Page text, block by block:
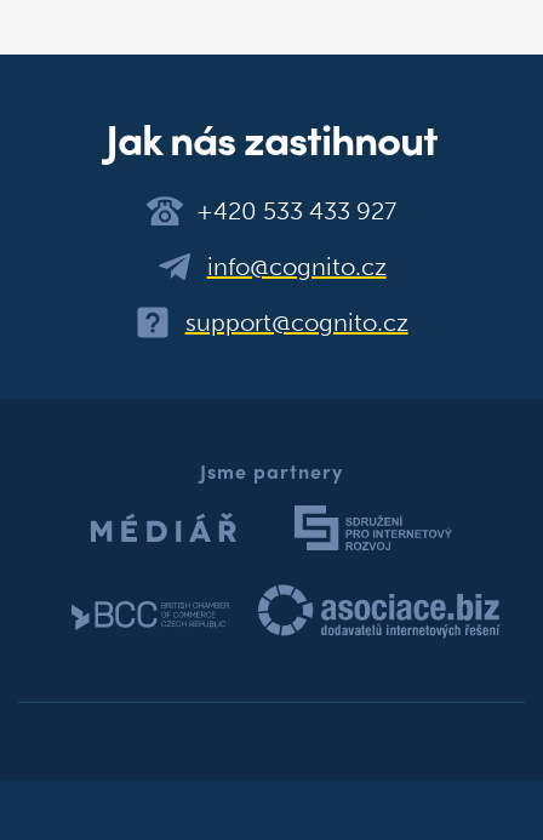
Jak nás zastihnout
+420 533 433 927
info@cognito.cz
support@cognito.cz
Jsme partnery